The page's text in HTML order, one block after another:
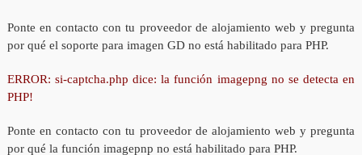
Ponte en contacto con tu proveedor de alojamiento web y pregunta
por qué el soporte para imagen GD no está habilitado para PHP.
ERROR: si-captcha.php dice: la función imagepng no se detecta en
PHP!
Ponte en contacto con tu proveedor de alojamiento web y pregunta
por qué la función imagepnp no está habilitado para PHP.